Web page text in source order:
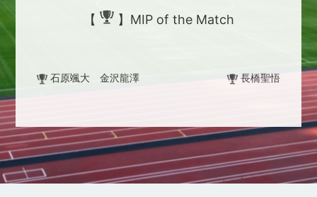
【 】MIP of the Match
石原颯大 金沢龍澤 長橋聖悟